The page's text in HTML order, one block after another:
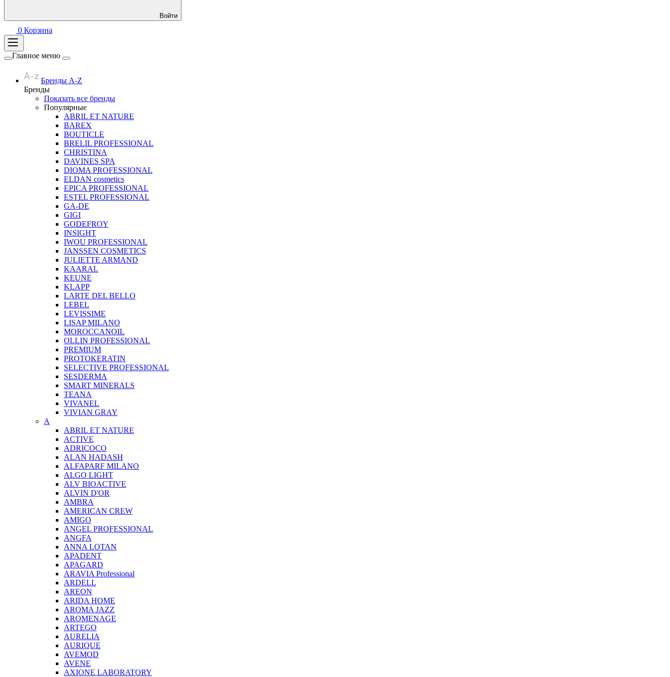
Войти
0 Корзина
Главное меню
Бренды A-Z
Бренды
Показать все бренды
Популярные
ABRIL ET NATURE
BAREX
BOUTICLE
BRELIL PROFESSIONAL
CHRISTINA
DAVINES SPA
DIOMA PROFESSIONAL
ELDAN cosmetics
EPICA PROFESSIONAL
ESTEL PROFESSIONAL
GA-DE
GIGI
GODEFROY
INSIGHT
IWOU PROFESSIONAL
JANSSEN COSMETICS
JULIETTE ARMAND
KAARAL
KEUNE
KLAPP
LARTE DEL BELLO
LEBEL
LEVISSIME
LISAP MILANO
MOROCCANOIL
OLLIN PROFESSIONAL
PREMIUM
PROTOKERATIN
SELECTIVE PROFESSIONAL
SESDERMA
SMART MINERALS
TEANA
VIVANEL
VIVIAN GRAY
A
ABRIL ET NATURE
ACTIVE
ADRICOCO
ALAN HADASH
ALFAPARF MILANO
ALGO LIGHT
ALV BIOACTIVE
ALVIN D'OR
AMBRA
AMERICAN CREW
AMIGO
ANGEL PROFESSIONAL
ANGFA
ANNA LOTAN
APADENT
APAGARD
ARAVIA Professional
ARDELL
AREON
ARIDA HOME
AROMA JAZZ
AROMENAGE
ARTEGO
AURELIA
AURIQUE
AVEMOD
AVENE
AXIONE LABORATORY